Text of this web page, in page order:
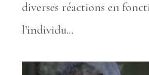
diverses réactions en
l’individu...